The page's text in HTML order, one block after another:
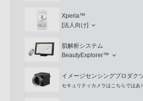
Xperia™
[法人向け]
肌解析システム
BeautyExplorer™
イメージセンシングプロダク
セキュリティカメラはこちらではあ